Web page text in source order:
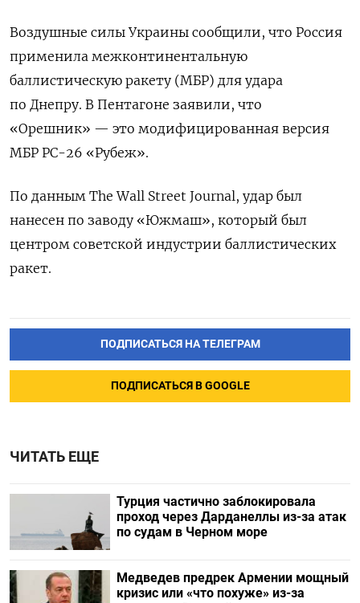
Воздушные силы Украины сообщили, что Россия
применила межконтинентальную
баллистическую ракету (МБР) для удара
по Днепру. В Пентагоне заявили, что
«Орешник» — это модифицированная версия
МБР РС-26 «Рубеж».
По данным The Wall Street Journal, удар был
нанесен по заводу «Южмаш», который был
центром советской индустрии баллистических
ракет.
ПОДПИСАТЬСЯ НА ТЕЛЕГРАМ
ПОДПИСАТЬСЯ В GOOGLE
ЧИТАТЬ ЕЩЕ
Турция частично заблокировала
проход через Дарданеллы из-за атак
по судам в Черном море
Медведев предрек Армении мощный
кризис или «что похуже» из-за